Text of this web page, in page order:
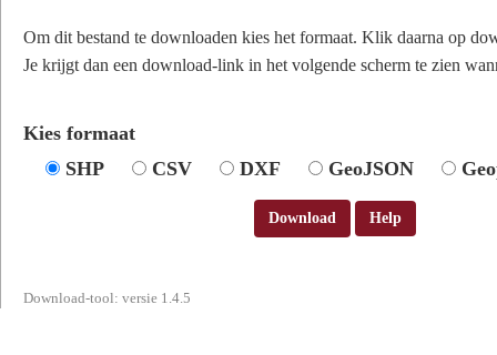
Om dit bestand te downloaden kies het formaat. Klik daarna op
Je krijgt dan een download-link in het volgende scherm te zien
Kies formaat
SHP
CSV DXF GeoJSON
Download Help
Download-tool: versie 1.4.5